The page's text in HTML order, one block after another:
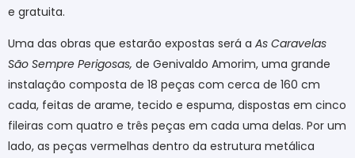
e gratuita.
Uma das obras que estarão expostas será a As Caravelas
São Sempre Perigosas, de Genivaldo Amorim, uma grande
instalação composta de 18 peças com cerca de 160 cm
cada, feitas de arame, tecido e espuma, dispostas em cinco
fileiras com quatro e três peças em cada uma delas. Por um
lado, as peças vermelhas dentro da estrutura metálica